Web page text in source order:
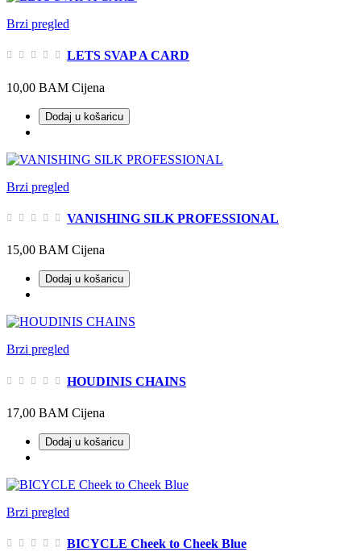
Brzi pregled
LETS SVAP A CARD
10,00 BAM Cijena
Dodaj u košaricu
Brzi pregled
VANISHING SILK PROFESSIONAL
15,00 BAM Cijena
Dodaj u košaricu
Brzi pregled
HOUDINIS CHAINS
17,00 BAM Cijena
Dodaj u košaricu
Brzi pregled
BICYCLE Cheek to Cheek Blue